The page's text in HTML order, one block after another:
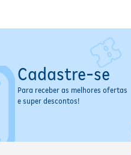
Cadastre-se
Para receber as melhores ofertas
e super descontos!